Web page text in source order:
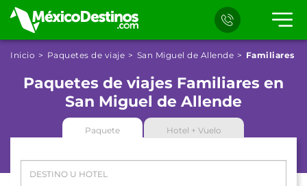
Inicio Paquetes de viaje San Miguel de Allende Familiares
Paquetes de viajes Familiares en
San Miguel de Allende
Paquete Hotel + Vuelo